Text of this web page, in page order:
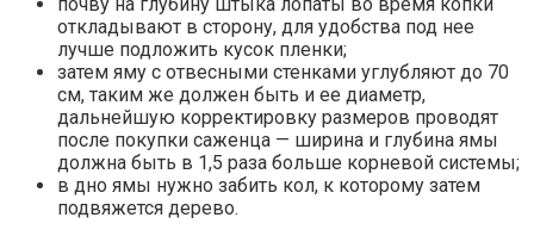
откладывают в сторону, для удобства под нее
лучше подложить кусок пленки;
затем яму с отвесными стенками углубляют до 70
см, таким же должен быть и ее диаметр,
дальнейшую корректировку размеров проводят
после покупки саженца — ширина и глубина ямы
должна быть в 1,5 раза больше корневой системы;
в дно ямы нужно забить кол, к которому затем
подвяжется дерево.